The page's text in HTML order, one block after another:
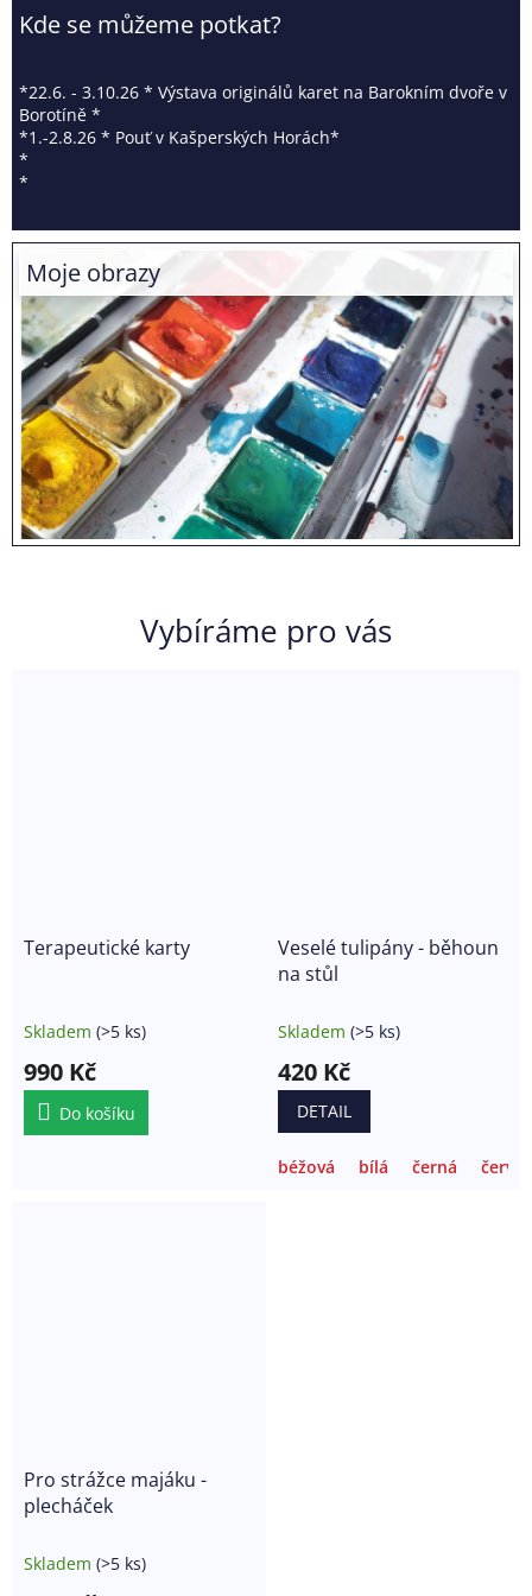
b
h
o
d
Kde se můžeme potkat?
*22.6. - 3.10.26 * Výstava originálů karet na Barokním dvoře v
Borotíně *
*1.-2.8.26 * Pouť v Kašperských Horách*
*
*
Moje obrazy
Vybíráme pro vás
Terapeutické karty
Skladem (>5 ks)
990 Kč
Do košíku
Veselé tulipány - běhoun
na stůl
Skladem (>5 ks)
420 Kč
DETAIL
béžová bílá černá
Pro strážce majáku -
plecháček
Skladem (>5 ks)